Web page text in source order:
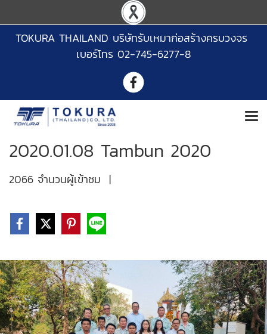
TOKURA THAILAND บริษัทรับเหมาก่อสร้างครบวงจร
เบอร์โทร 02-745-6277-8
2020.01.08 Tambun 2020
2066 จำนวนผู้เข้าชม |